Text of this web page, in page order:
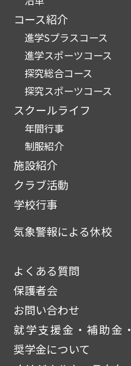
コース紹介
進学Sプラスコース
進学スポーツコース
探究総合コース
探究スポーツコース
スクールライフ
年間行事
制服紹介
施設紹介
クラブ活動
学校行事
気象警報による休校
よくある質問
保護者会
お問い合わせ
就学支援金・補助金・
奨学金について